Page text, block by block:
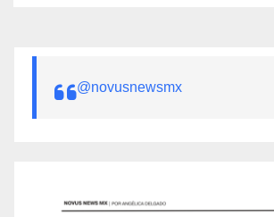
@novusnewsmx